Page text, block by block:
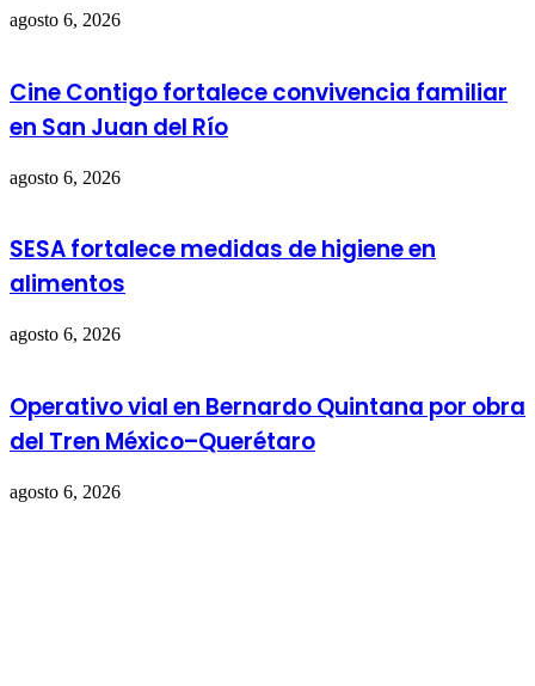
agosto 6, 2026
Cine Contigo fortalece convivencia familiar
en San Juan del Río
agosto 6, 2026
SESA fortalece medidas de higiene en
alimentos
agosto 6, 2026
Operativo vial en Bernardo Quintana por obra
del Tren México–Querétaro
agosto 6, 2026